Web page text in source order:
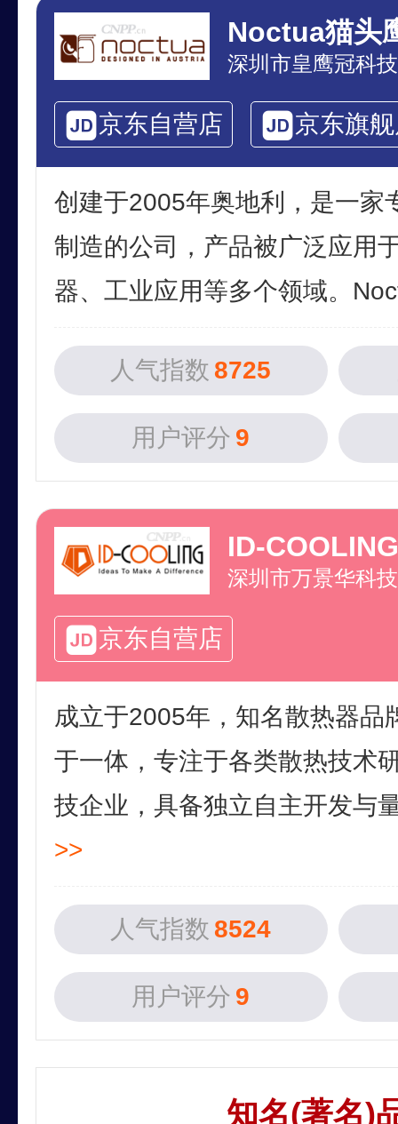
Noctua猫头
深圳市皇鹰冠科
京东自营店 京东旗
创建于2005年奥地利，是一家
制造的公司，产品被广泛应用
器、工业应用等多个领域。
人气指数 8725
用户评分 9
ID-COOLING
深圳市万景华科
京东自营店
成立于2005年，知名散热器品
于一体，专注于各类散热技术
技企业，具备独立自主开发与
>>
人气指数 8524
用户评分 9
知名(著名)